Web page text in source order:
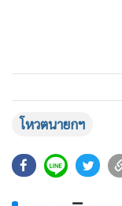
โหวตคราวหน้าได้เ
วาศอกเรื่องแก้มาตร
ไว้ใจแล้ว แต่เชื่อว่าก้
นโยบายออกไปแล้ว
โหวตนายกฯ